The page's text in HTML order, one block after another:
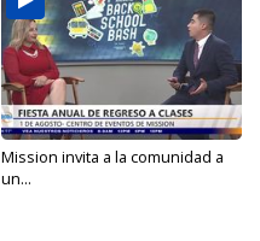
Mission invita a la comunidad a
un...